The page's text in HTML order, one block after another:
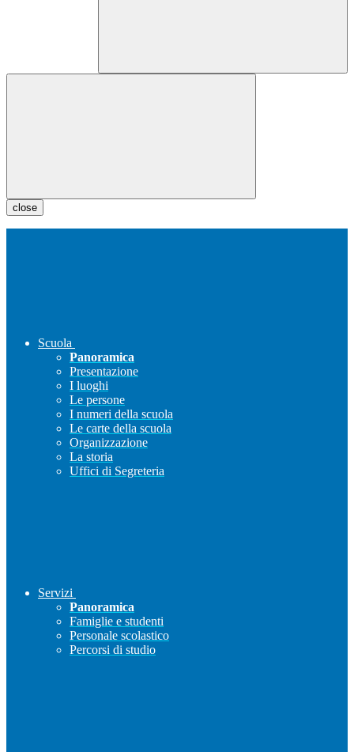
close
Scuola
Panoramica
Presentazione
I luoghi
Le persone
I numeri della scuola
Le carte della scuola
Organizzazione
La storia
Uffici di Segreteria
Servizi
Panoramica
Famiglie e studenti
Personale scolastico
Percorsi di studio